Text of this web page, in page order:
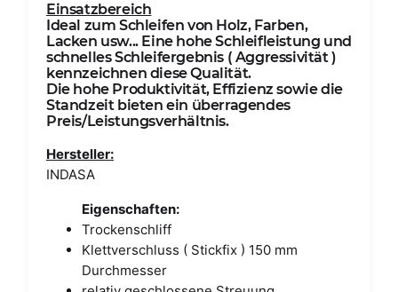
Einsatzbereich
Ideal zum Schleifen von Holz, Farben,
Lacken usw... Eine hohe Schleifleistung und
schnelles Schleifergebnis ( Aggressivität )
kennzeichnen diese Qualität.
Die hohe Produktivität, Effizienz sowie die
Standzeit bieten ein überragendes
Preis/Leistungsverhältnis.
Hersteller:
INDASA
Eigenschaften:
Trockenschliff
Klettverschluss ( Stickfix ) 150 mm
Durchmesser